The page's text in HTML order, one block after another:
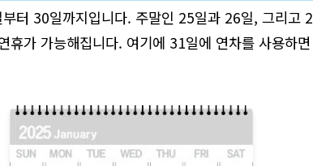
터 30일까지입니다. 주말인 25일과 26일, 그리고
휴가 가능해집니다. 여기에 31일에 연차를 사용하